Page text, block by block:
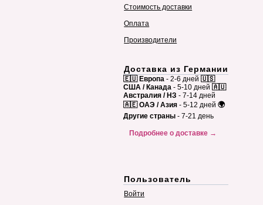
Стоимость доставки
Оплата
Производители
Доставка из Германии
🇪🇺 Европа - 2-6 дней 🇺🇸
США / Канада - 5-10 дней 🇦🇺
Австралия / НЗ - 7-14 дней
🇦🇪 ОАЭ / Азия - 5-12 дней 🌍
Другие страны - 7-21 день
Подробнее о доставке →
Пользователь
Войти